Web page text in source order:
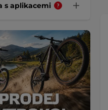
s aplikacemi